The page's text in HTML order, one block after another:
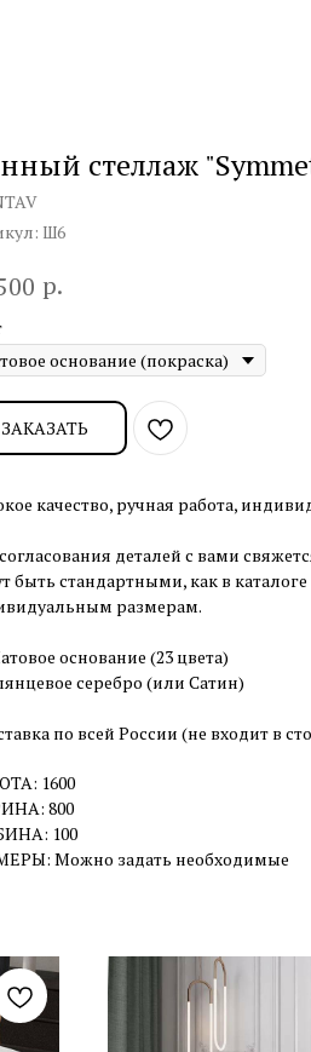
стеллаж
Ш6
р.
ЗАКАЗАТЬ
качество, ручная работа,
деталей с вами
быть стандартными, как в
размерам.
основание (23 цвета)
серебро (или Сатин)
по всей России (не входит в
1600
800
100
Можно задать необходимые